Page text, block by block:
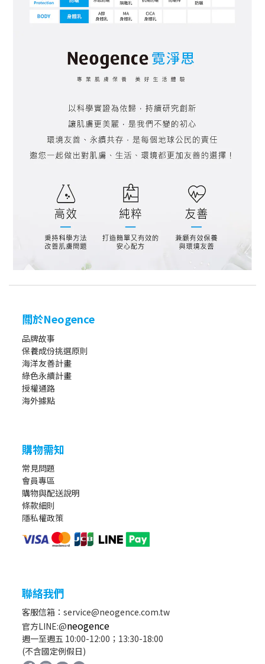
關於Neogence
品牌故事
保養成份挑選原則
海洋友善計畫
綠色永續計畫
授權通路
海外據點
購物需知
常見問題
會員專區
購物與配送說明
條款細則
隱私權政策
聯絡我們
客服信箱：service@neogence.com.tw
官方LINE:@neogence
週一至週五 10:00-12:00；13:30-18:00
(不含國定例假日)